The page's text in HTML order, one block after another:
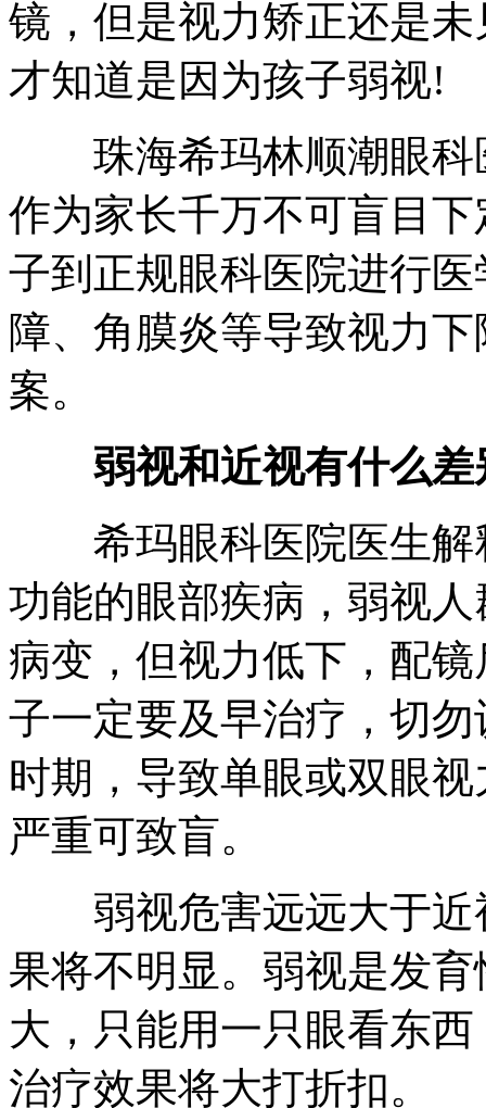
镜，但是视力矫正还是
才知道是因为孩子弱视!
珠海希玛林顺潮眼科
作为家长千万不可盲目
子到正规眼科医院进行
障、角膜炎等导致视力
案。
弱视和近视有什么差
希玛眼科医院医生解
功能的眼部疾病，弱视
病变，但视力低下，配
子一定要及早治疗，切
时期，导致单眼或双眼
严重可致盲。
弱视危害远远大于近
果将不明显。弱视是发
大，只能用一只眼看东
治疗效果将大打折扣。